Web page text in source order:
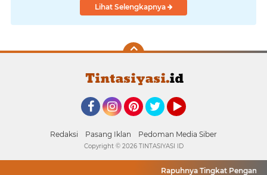
Lihat Selengkapnya
Redaksi Pasang Iklan Pedoman Media Siber
Rapuhnya Tingkat
Copyright © 2026 TINTASIYASI ID